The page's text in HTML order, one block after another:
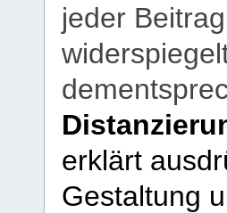
jeder
erklärt
Gestaltung